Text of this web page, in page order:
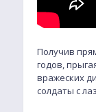
Получив
годов,
вражеских
солдаты с